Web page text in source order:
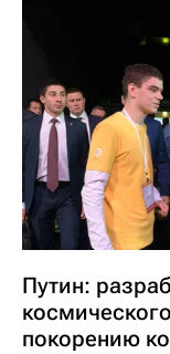
Путин:
покорению